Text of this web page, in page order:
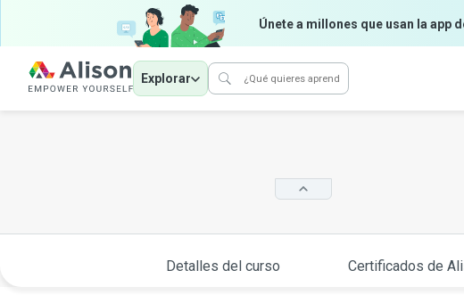
Únete a millones que usan la app
Explorar
Detalles del curso Certificados de